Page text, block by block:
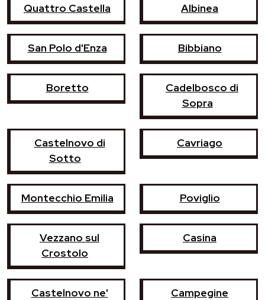
Quattro Castella Albinea
San Polo d'Enza Bibbiano
Boretto
Cadelbosco di
Sopra
Castelnovo di
Sotto
Cavriago
Montecchio Emilia Poviglio
Vezzano sul
Crostolo
Casina
Castelnovo ne'
Campegine